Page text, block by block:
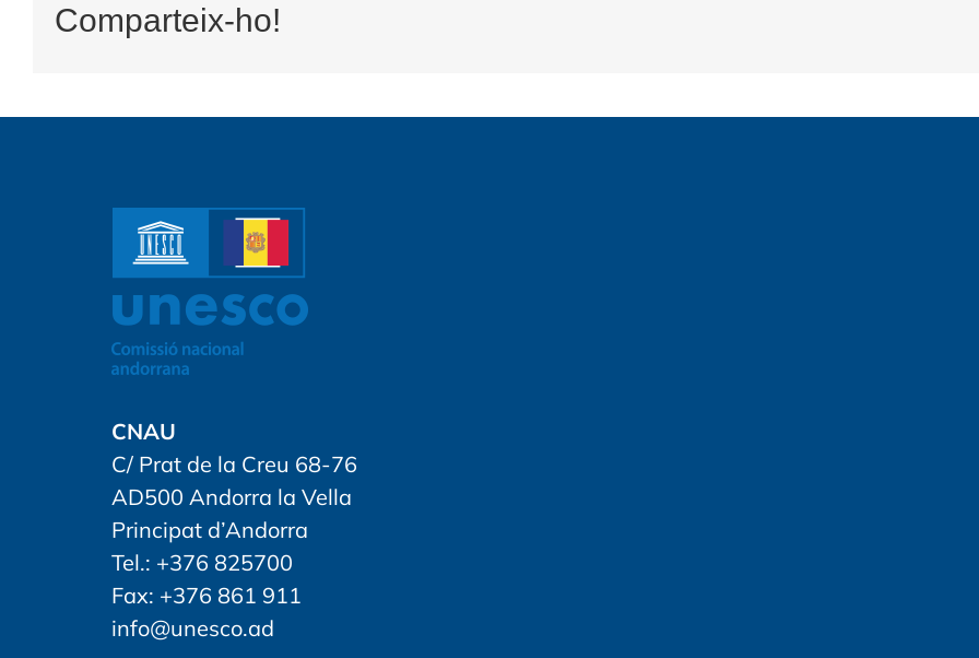
Comparteix-ho!
CNAU
C/ Prat de la Creu 68-76
AD500 Andorra la Vella
Principat d’Andorra
Tel.: +376 825700
Fax: +376 861 911
info@unesco.ad